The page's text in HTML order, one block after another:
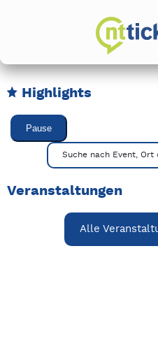
Highlights
Karussell Veranstaltungen
Pause
Mit Tab zu denSuche nach Event,
Veranstaltungen
Alle